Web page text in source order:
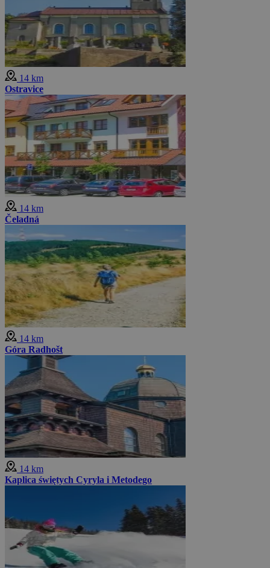
14 km
Ostravice
14 km
Čeladná
14 km
Góra Radhošt
14 km
Kaplica świętych Cyryla i Metodego